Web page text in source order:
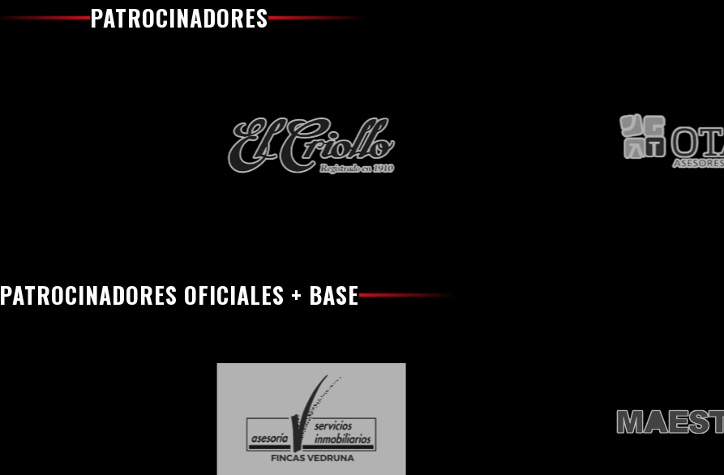
PATROCINADORES
PATROCINADORES OFICIALES + BASE